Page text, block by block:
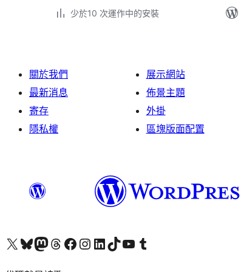
少於10 次運作中的安裝
關於我們
最新消息
寄存
隱私權
展示網站
佈景主題
外掛
區塊版面配置
Visit our X (formerly Twitter) account
Visit our Bluesky account
Visit our Mastodon account
Visit our Threads account
訪問我們的 Facebook 專頁Visit our Instagram account
Visit our LinkedIn account
Visit our TikTok account
Visit our YouTube channel
Visit our Tumblr account